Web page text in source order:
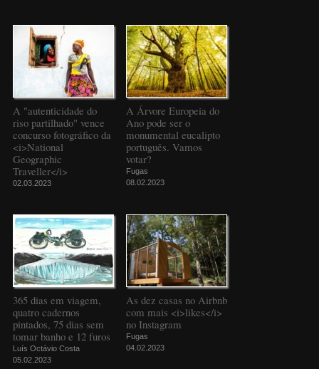
A "autenticidade do
riso partilhado" vence
concurso fotográfico da
<i>National
Geographic
Traveller</i>
02.03.2023
A Árvore Europeia do
Ano pode ser o
monumental eucalipto
português. Vamos
votar?
Fugas
08.02.2023
365 dias em viagem,
quatro cadernos
pintados, 75 dias sem
tomar banho e 12 furos
Luís Octávio Costa
05.02.2023
As dez casas no Airbnb
com mais <i>likes</i>
no Instagram
Fugas
04.02.2023